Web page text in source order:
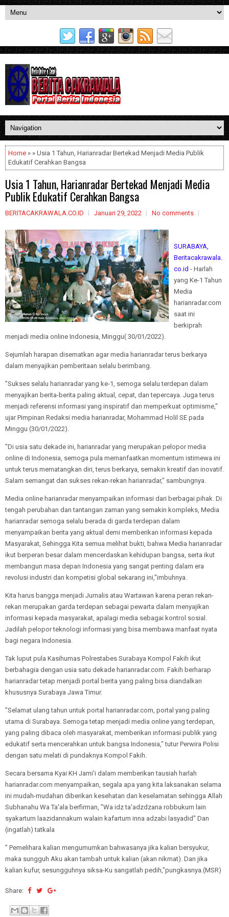
Home » » Usia 1 Tahun, Harianradar Bertekad Menjadi Media Publik
Edukatif Cerahkan Bangsa
Usia 1 Tahun, Harianradar Bertekad Menjadi Media
Publik Edukatif Cerahkan Bangsa
BERITACAKRAWALA.CO.ID Januari 29, 2022 No comments
SURABAYA,
Beritacakrawala.
co.id - Harlah
yang Ke-1 Tahun
Media
harianradar.com
saat ini
berkiprah
menjadi media online Indonesia, Minggu( 30/01/2022).
Sejumlah harapan disematkan agar media harianradar terus berkarya
dalam menyajikan pemberitaan selalu berimbang.
"Sukses selalu harianradar yang ke-1, semoga selalu terdepan dalam
menyajikan berita-berita paling aktual, cepat, dan tepercaya. Juga terus
menjadi referensi informasi yang inspiratif dan memperkuat optimisme,"
ujar Pimpinan Redaksi media harianradar, Mohammad Holil SE pada
Minggu (30/01/2022).
"Di usia satu dekade ini, harianradar yang merupakan pelopor media
online di Indonesia, semoga pula memanfaatkan momentum istimewa ini
untuk terus mematangkan diri, terus berkarya, semakin kreatif dan inovatif.
Salam semangat dan sukses rekan-rekan harianradar," sambungnya.
Media online harianradar menyampaikan informasi dari berbagai pihak. Di
tengah perubahan dan tantangan zaman yang semakin kompleks, Media
harianradar semoga selalu berada di garda terdepan dalam
menyampaikan berita yang aktual demi memberikan informasi kepada
Masyarakat, Sehingga Kita semua melihat bukti, bahwa Media harianradar
ikut berperan besar dalam mencerdaskan kehidupan bangsa, serta ikut
membangun masa depan Indonesia yang sangat penting dalam era
revolusi industri dan kompetisi global sekarang ini,"imbuhnya.
Kita harus bangga menjadi Jurnalis atau Wartawan karena peran rekan-
rekan merupakan garda terdepan sebagai pewarta dalam menyajikan
informasi kepada masyarakat, apalagi media sebagai kontrol sosial.
Jadilah pelopor teknologi informasi yang bisa membawa manfaat nyata
bagi negara Indonesia.
Tak luput pula Kasihumas Polrestabes Surabaya Kompol Fakih ikut
berbahagia dengan usia satu dekade harianradar.com. Fakih berharap
harianradar tetap menjadi portal berita yang paling bisa diandalkan
khususnya Surabaya Jawa Timur.
"Selamat ulang tahun untuk portal harianradar.com, portal yang paling
utama di Surabaya. Semoga tetap menjadi media online yang terdepan,
yang paling dibaca oleh masyarakat, memberikan informasi publik yang
edukatif serta mencerahkan untuk bangsa Indonesia," tutur Perwira Polisi
dengan satu melati di pundaknya Kompol Fakih.
Secara bersama Kyai KH Jami'i dalam memberikan tausiah harlah
harianradar.com menyampaikan, segala apa yang kita laksanakan selama
ini mudah-mudahan diberikan kesehatan dan keselamatan sehingga Allah
Subhanahu Wa Ta'ala berfirman, "Wa idz ta’adzdzana robbukum lain
syakartum laazidannakum walain kafartum inna adzabi lasyadid" Dan
(ingatlah) tatkala
" Pemelihara kalian mengumumkan bahwasanya jika kalian bersyukur,
maka sungguh Aku akan tambah untuk kalian (akan nikmat). Dan jika
kalian kufur, sesungguhnya siksa-Ku sangatlah pedih,"pungkasnya.(MSR)
Share: